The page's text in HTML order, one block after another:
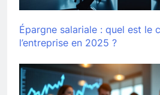
Épargne salariale : quel est le
l’entreprise en 2025 ?